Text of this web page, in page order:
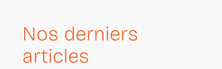
Nos derniers
articles